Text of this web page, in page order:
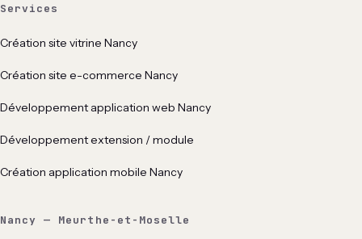
Services
Création site vitrine Nancy
Création site e-commerce Nancy
Développement application web Nancy
Développement extension / module
Création application mobile Nancy
Nancy — Meurthe-et-Moselle